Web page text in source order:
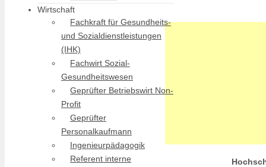
Wirtschaft
Fachkraft für Gesundheits-
und Sozialdienstleistungen
(IHK)
Fachwirt Sozial-
Gesundheitswesen
Geprüfter Betriebswirt Non-
Profit
Geprüfter
Personalkaufmann
Ingenieurpädagogik
Referent interne